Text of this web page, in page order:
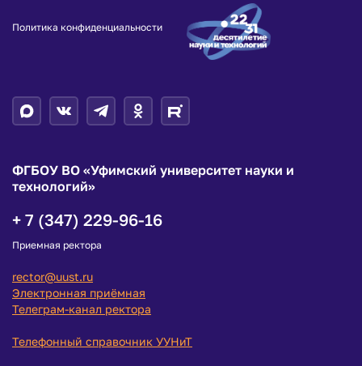
Политика конфиденциальности
ФГБОУ ВО «Уфимский университет науки и
технологий»
+ 7 (347) 229-96-16
Приемная ректора
rector@uust.ru
Электронная приёмная
Телеграм-канал ректора
Телефонный справочник УУНиТ